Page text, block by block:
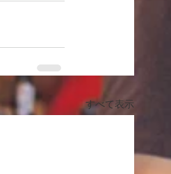
すべて表示